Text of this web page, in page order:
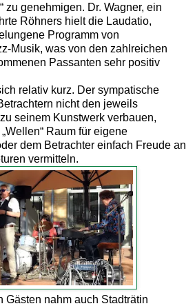
zu genehmigen. Dr. Wagner, ein
Röhners hielt die Laudatio,
Programm von
Musik, was von den zahlreichen
Passanten sehr positiv
relativ kurz. Der sympatische
nicht den jeweils
seinem Kunstwerk verbauen,
Raum für eigene
dem Betrachter einfach Freude an
vermitteln.
Gästen nahm auch Stadträtin